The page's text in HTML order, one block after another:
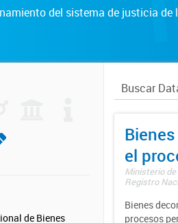
del sistema de justicia de
de Bienes
el
Ministerio
Registro
Bienes
procesos